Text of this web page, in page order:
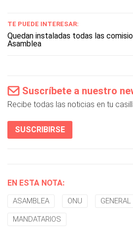
TE PUEDE INTERESAR:
Quedan instaladas todas las
Asamblea
Suscríbete a nuestro
Recibe todas las noticias en tu
SUSCRIBIRSE
EN ESTA NOTA:
ASAMBLEA ONU GENERAL
MANDATARIOS